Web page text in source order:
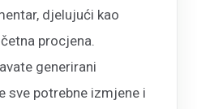
djelujući kao
procjena.
generirani
sve potrebne izmjene i